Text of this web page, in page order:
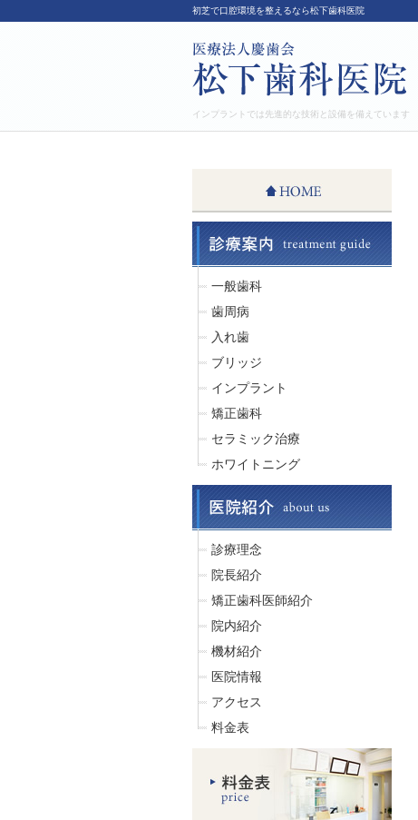
初芝で口腔環境を整えるなら松下歯科医院
インプラントでは先進的な技術と設備を備えています
一般歯科
歯周病
入れ歯
ブリッジ
インプラント
矯正歯科
セラミック治療
ホワイトニング
診療理念
院長紹介
矯正歯科医師紹介
院内紹介
機材紹介
医院情報
アクセス
料金表